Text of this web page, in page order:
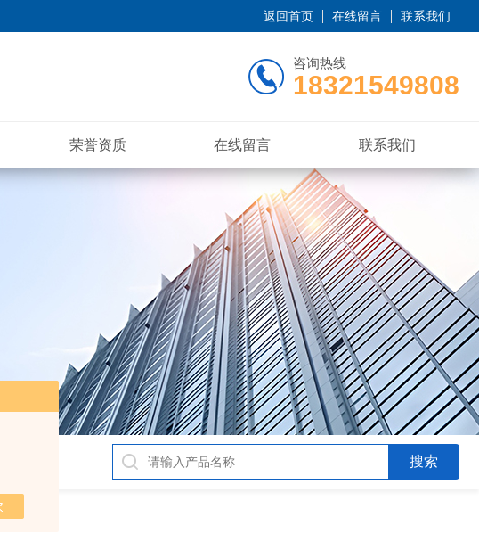
返回首页 在线留言 联系我们
咨询热线
18321549808
荣誉资质 在线留言 联系我们